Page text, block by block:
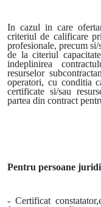
In cazul in care
criteriul de calificare
profesionale, precum si/
de la citeriul
indeplinirea
resurselor
operatori, cu conditia
certificate si/sau
partea din contract
Pentru persoane
- Certificat